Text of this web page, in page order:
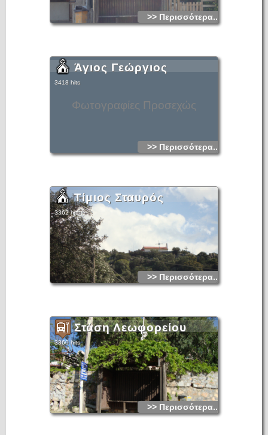
>> Περισσότερα...
Φωτογραφίες Προσεχώς
Άγιος Γεώργιος
3418 hits
>> Περισσότερα...
Τίμιος Σταυρός
3362 hits
>> Περισσότερα...
Στάση Λεωφορείου
3360 hits
>> Περισσότερα...